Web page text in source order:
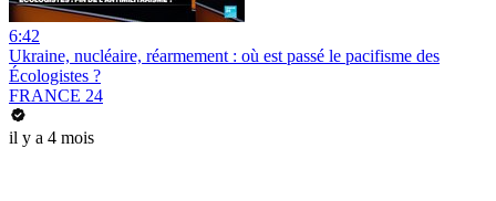
6:42
Ukraine, nucléaire, réarmement : où est passé le pacifisme des
Écologistes ?
FRANCE 24
il y a 4 mois